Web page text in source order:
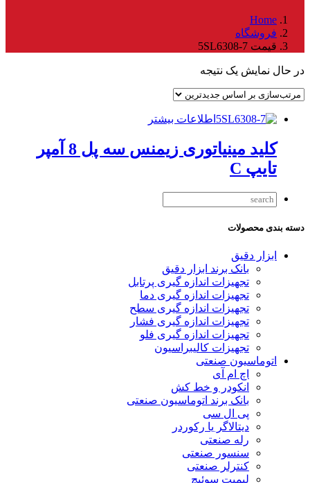
Home
فروشگاه
قیمت 5SL6308-7
در حال نمایش یک نتیجه
اطلاعات بیشتر
کلید مینیاتوری زیمنس سه پل 8 آمپر
تایپ C
دسته بندی محصولات
ابزار دقیق
بانک برند ابزار دقیق
تجهیزات اندازه گیری پرتابل
تجهیزات اندازه گیری دما
تجهیزات اندازه گیری سطح
تجهیزات اندازه گیری فشار
تجهیزات اندازه گیری فلو
تجهیزات کالیبراسیون
اتوماسیون صنعتی
اچ ام آی
انکودر و خط کش
بانک برند اتوماسیون صنعتی
پی ال سی
دیتالاگر یا رکوردر
رله صنعتی
سنسور صنعتی
کنترلر صنعتی
لیمیت سوئیچ